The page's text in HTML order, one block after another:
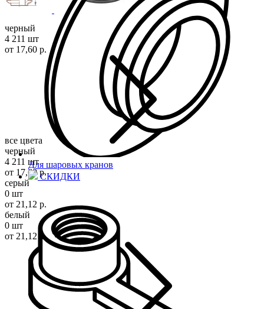
Для шаровых кранов
СКИДКИ
черный
4 211 шт
от 17,60 р.
все цвета
черный
4 211 шт
от 17,60 р.
серый
0 шт
от 21,12 р.
белый
0 шт
от 21,12 р.